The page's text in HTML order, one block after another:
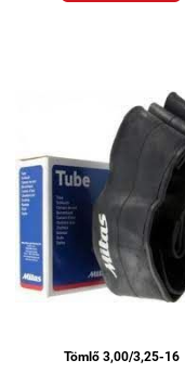
Tömlő 3,00/3,25-16